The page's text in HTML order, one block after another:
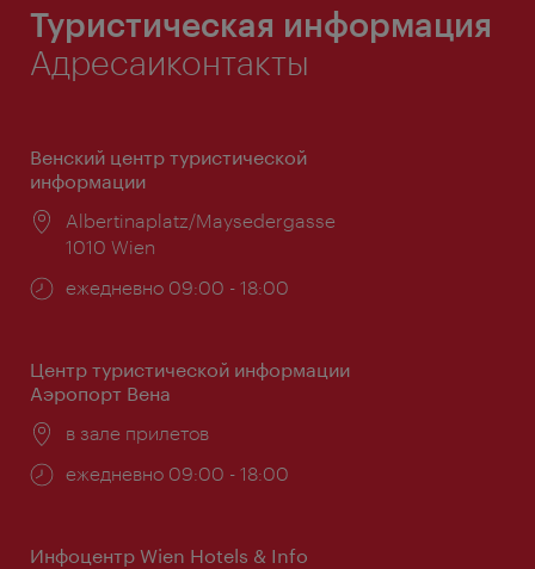
Туристическая информация
Адресаиконтакты
Венский центр туристической
информации
Расположение:
Albertinaplatz/Maysedergasse
1010 Wien
Часы
ежедневно 09:00 - 18:00
Центр туристической информации
Аэропорт Вена
Расположение:
в зале прилетов
Часы
ежедневно 09:00 - 18:00
Инфоцентр Wien Hotels & Info